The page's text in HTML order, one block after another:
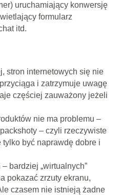
uruchamiający konwersję
formularz
itd.
stron internetowych się nie
i zatrzymuje uwagę
częściej zauważony jeżeli
nie ma problemu –
– czyli rzeczywiste
być naprawdę dobre i
bardziej „wirtualnych”
pokazać zrzuty ekranu,
czasem nie istnieją żadne